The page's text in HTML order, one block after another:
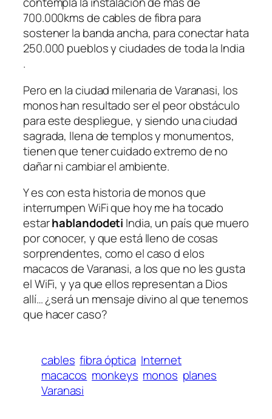
700.000kms de cables de fibra para
sostener la banda ancha, para conectar hata
250.000 pueblos y ciudades de toda la India
.
Pero en la ciudad milenaria de Varanasi, los
monos han resultado ser el peor obstáculo
para este despliegue, y siendo una ciudad
sagrada, llena de templos y monumentos,
tienen que tener cuidado extremo de no
dañar ni cambiar el ambiente.
Y es con esta historia de monos que
interrumpen WiFi que hoy me ha tocado
estarhablandodeti India, un país que muero
por conocer, y que está lleno de cosas
sorprendentes, como el caso d elos
macacos de Varanasi, a los que no les gusta
el WiFi, y ya que ellos representan a Dios
allí… ¿será un mensaje divino al que tenemos
que hacer caso?
cables fibra óptica Internet
macacos monkeys monos planes
Varanasi